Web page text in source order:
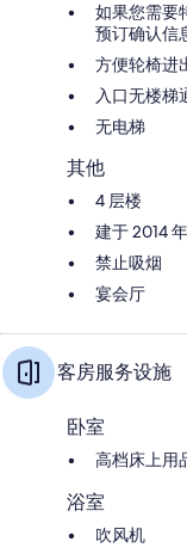
如果您需要
预订确认信
方便轮椅进
入口无楼梯
无电梯
其他
4 层楼
建于 2014 年
禁止吸烟
宴会厅
客房服务设施
卧室
高档床上用
浴室
吹风机